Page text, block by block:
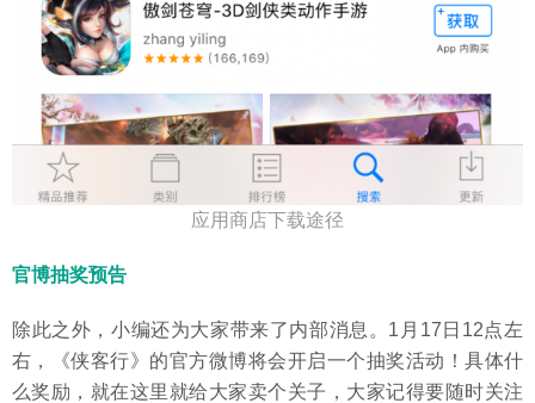
应用商店下载途径
官博抽奖预告
除此之外，小编还为大家带来了内部消息。1月17日12点左
右，《侠客行》的官方微博将会开启一个抽奖活动！具体什
么奖励，就在这里就给大家卖个关子，大家记得要随时关注